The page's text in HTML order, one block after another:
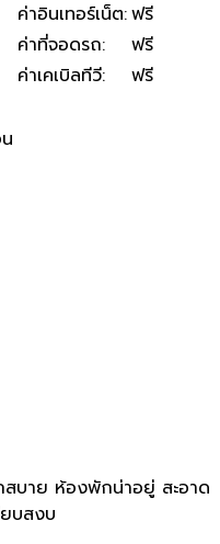
ค่าอินเทอร์เน็ต:ฟรี
ค่าที่จอดรถ:
ฟรี
ค่าเคเบิลทีวี:
ฟรี
บาย ห้องพักน่าอยู่ สะอาด
บสงบ